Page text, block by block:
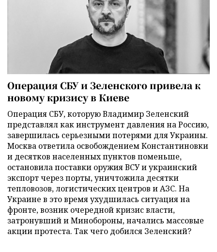
Операция СБУ и Зеленского привела к
новому кризису в Киеве
Операция СБУ, которую Владимир Зеленский
представлял как инструмент давления на Россию,
завершилась серьезными потерями для Украины.
Москва ответила освобождением Константиновки
и десятков населенных пунктов поменьше,
остановила поставки оружия ВСУ и украинский
экспорт через порты, уничтожила десятки
тепловозов, логистических центров и АЗС. На
Украине в это время ухудшилась ситуация на
фронте, возник очередной кризис власти,
затронувший и Минобороны, начались массовые
акции протеста. Так чего добился Зеленский?